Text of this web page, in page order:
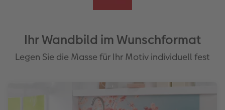
Ihr Wandbild im Wunschformat
Legen Sie die Masse für Ihr Motiv individuell fest